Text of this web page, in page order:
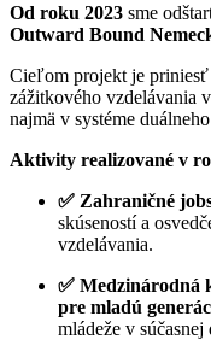
Od roku 2023 sme
Outward Bound
Cieľom projekt je
zážitkového vzdelávania
najmä v systéme
Aktivity realizované v
✅ Zahraničné
skúseností a
vzdelávania.
✅ Medzinárodná
pre mladú
mládeže v súčasnej